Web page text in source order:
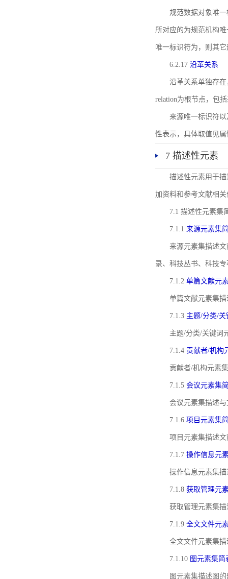
规范数据对象唯一
所对应的为规范机构
唯一标识符为，则其
6.2.17 沿革关系
沿革关系单独存
relation为根节点，包
来源唯一标识符以
性表示，具体取值见属
7 描述性元素
描述性元素用于
加资料和参考文献相
7.1 描述性元素集
7.1.1 来源元素集
来源元素集描述
录、科技丛书、科技
7.1.2 单篇文献元
单篇文献元素集
7.1.3 主题/分类/
主题/分类/关键词
7.1.4 贡献者/机构
贡献者/机构元素
7.1.5 会议元素集
会议元素集描述
7.1.6 项目元素集
项目元素集描述
7.1.7 操作信息元
操作信息元素集
7.1.8 获取管理元
获取管理元素集
7.1.9 全文文件元
全文文件元素集
7.1.10 图元素集简
图元素集描述图